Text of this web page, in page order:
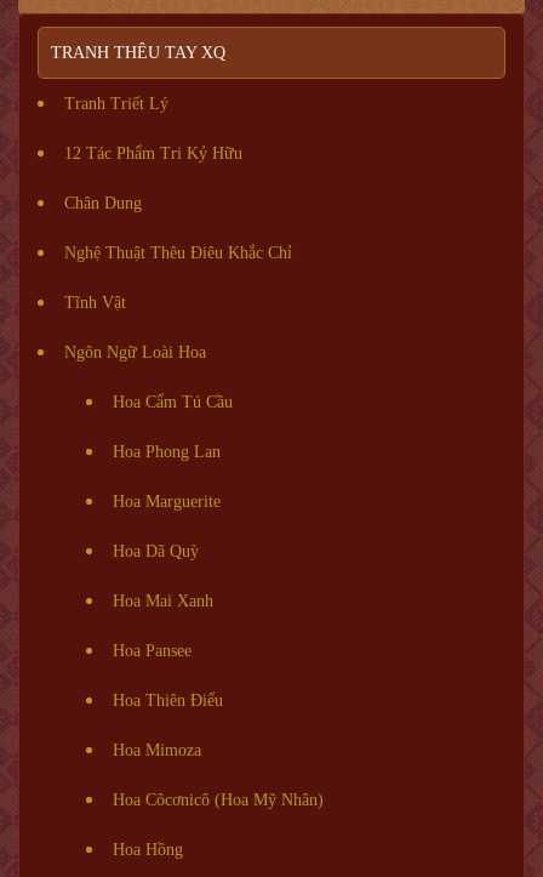
TRANH THÊU TAY XQ
Tranh Triết Lý
12 Tác Phẩm Tri Kỷ Hữu
Chân Dung
Nghệ Thuật Thêu Điêu Khắc Chỉ
Tĩnh Vật
Ngôn Ngữ Loài Hoa
Hoa Cẩm Tú Cầu
Hoa Phong Lan
Hoa Marguerite
Hoa Dã Quỳ
Hoa Mai Xanh
Hoa Pansee
Hoa Thiên Điểu
Hoa Mimoza
Hoa Côcơnicô (Hoa Mỹ Nhân)
Hoa Hồng